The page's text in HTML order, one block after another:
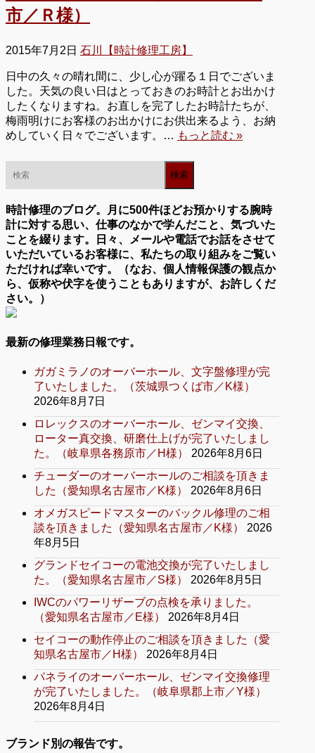
市／Ｒ様）
2015年7月2日 石川【時計修理工房】
日中の久々の晴れ間に、少し心が躍る１日でございま
した。天気の良い日はとっておきのお時計とお出かけ
したくなりますね。お直しを完了したお時計たちが、
梅雨明けにお客様のお出かけにお供出来るよう、お納
めしていく日々でございます。… もっと読む »
時計修理のブログ。月に500件ほどお預かりする腕時
計に対する思い、仕事のなかで学んだこと、気づいた
ことを綴ります。日々、メールや電話でお話をさせて
いただいているお客様に、私たちの取り組みをご覧い
ただければ幸いです。（なお、個人情報保護の観点か
ら、仮称や伏字を使うこともありますが、お許しくだ
さい。）
最新の修理業務日報です。
ガガミラノのオーバーホール、文字盤修理が完
了いたしました。（茨城県つくば市／K様）
2026年8月7日
ロレックスのオーバーホール、ゼンマイ交換、
ローター真交換、研磨仕上げが完了いたしまし
た。（岐阜県各務原市／H様）
2026年8月6日
チューダーのオーバーホールのご相談を頂きま
した（愛知県名古屋市／K様）
2026年8月6日
オメガスピードマスターのバックル修理のご相
談を頂きました（愛知県名古屋市／K様）
2026
年8月5日
グランドセイコーの電池交換が完了いたしまし
た。（愛知県名古屋市／S様）
2026年8月5日
IWCのパワーリザーブの点検を承りました。
（愛知県名古屋市／E様）
2026年8月4日
セイコーの動作停止のご相談を頂きました（愛
知県名古屋市／H様）
2026年8月4日
パネライのオーバーホール、ゼンマイ交換修理
が完了いたしました。（岐阜県郡上市／Y様）
2026年8月4日
ブランド別の報告です。